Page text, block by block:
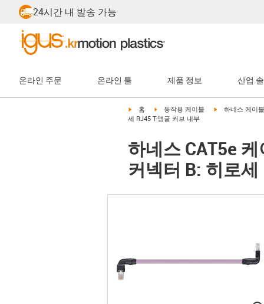
24시간 내 발송 가능
온라인 주문 온라인 툴 제품 정보 산업
igus-icon-arrow-right
홈 igus-icon-arrow-right
동작용 케이블 igus-icon-
하네스 케이블
세 RJ45 T-앵글 커브 내부
하네스 CAT5e
커넥터 B: 히로